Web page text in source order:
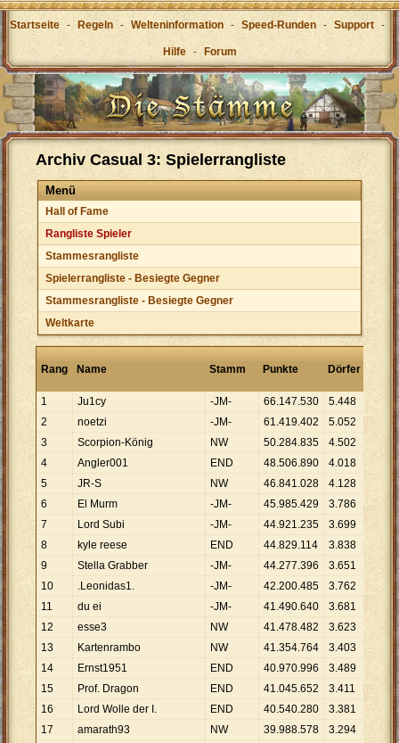
Startseite - Regeln - Welteninformation - Speed-Runden - Support -
Hilfe - Forum
Archiv Casual 3: Spielerrangliste
Menü
Hall of Fame
Rangliste Spieler
Stammesrangliste
Spielerrangliste - Besiegte Gegner
Stammesrangliste - Besiegte Gegner
Weltkarte
Rang Name Stamm Punkte Dörfer
1
Ju1cy -JM- 66.147.530 5.448
2
noetzi -JM- 61.419.402 5.052
3
Scorpion-König NW 50.284.835 4.502 11
4
Angler001 END 48.506.890 4.018
5
JR-S NW 46.841.028 4.128 11
6
El Murm -JM- 45.985.429 3.786
7
Lord Subi -JM- 44.921.235 3.699 12
8
kyle reese END 44.829.114 3.838
9
Stella Grabber -JM- 44.277.396 3.651 12
10
.Leonidas1. -JM- 42.200.485 3.762 11
11
du ei -JM- 41.490.640 3.681
12
esse3 NW 41.478.482 3.623 11
13
Kartenrambo NW 41.354.764 3.403
14
Ernst1951 END 40.970.996 3.489
15
Prof. Dragon END 41.045.652 3.411
16
Lord Wolle der I. END 40.540.280 3.381 11
17
amarath93 NW 39.988.578 3.294